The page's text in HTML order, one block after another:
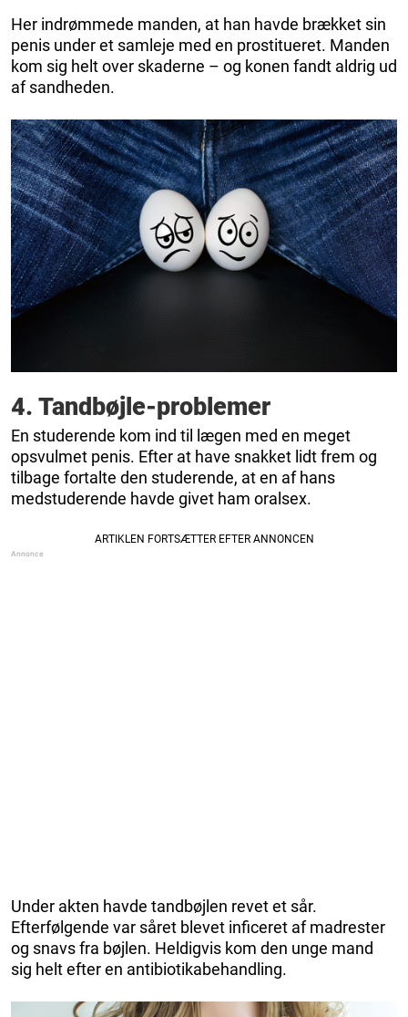
Her indrømmede manden, at han havde brækket sin
penis under et samleje med en prostitueret. Manden
kom sig helt over skaderne – og konen fandt aldrig ud
af sandheden.
4. Tandbøjle-problemer
En studerende kom ind til lægen med en meget
opsvulmet penis. Efter at have snakket lidt frem og
tilbage fortalte den studerende, at en af hans
medstuderende havde givet ham oralsex.
Under akten havde tandbøjlen revet et sår.
Efterfølgende var såret blevet inficeret af madrester
og snavs fra bøjlen. Heldigvis kom den unge mand
sig helt efter en antibiotikabehandling.